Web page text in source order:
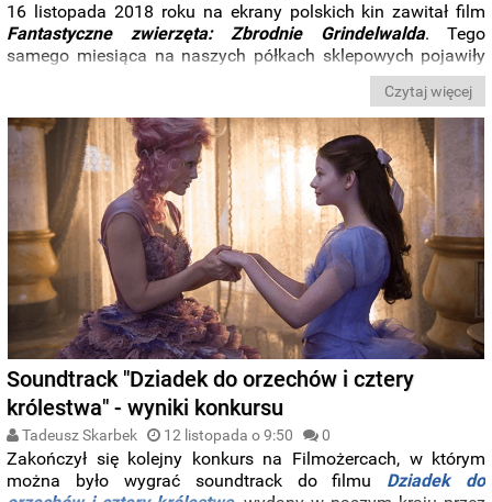
16 listopada 2018 roku na ekrany polskich kin zawitał film
Fantastyczne zwierzęta: Zbrodnie Grindelwalda. Tego
samego miesiąca na naszych półkach sklepowych pojawiły
się dwie edycje soundtracku z kompozycjamiJamesa
: CD (w sprzedaży od 9 listopada) i winyl
(w sprzedaży do 23 listopada). Poniżej recenzja wydania na
srebrnym krążku.
Czytaj więcej
Soundtrack "Dziadek do orzechów i cztery
królestwa" - wyniki konkursu
Tadeusz Skarbek 12 listopada o 9:50 0
Zakończył się kolejny konkurs na Filmożercach, w którym
można było wygrać soundtrack do filmu Dziadek do